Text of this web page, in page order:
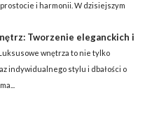
i harmonii. W dzisiejszym
Tworzenie eleganckich i
wnętrza to nie tylko
indywidualnego stylu i dbałości o